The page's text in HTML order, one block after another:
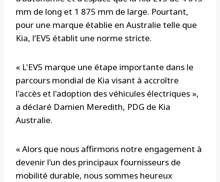
mm de long et 1 875 mm de large. Pourtant,
pour une marque établie en Australie telle que
Kia, l’EV5 établit une norme stricte.
« L'EV5 marque une étape importante dans le
parcours mondial de Kia visant à accroître
l'accès et l'adoption des véhicules électriques »,
a déclaré Damien Meredith, PDG de Kia
Australie.
« Alors que nous affirmons notre engagement à
devenir l'un des principaux fournisseurs de
mobilité durable, nous sommes heureux